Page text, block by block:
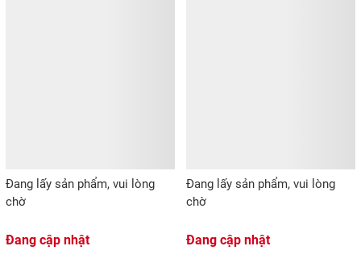
Đang lấy sản phẩm, vui lòng
chờ
Đang cập nhật
Đang lấy sản phẩm, vui lòng
chờ
Đang cập nhật